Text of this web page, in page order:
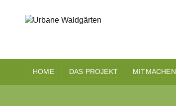
HOME DAS PROJEKT MITMACHEN